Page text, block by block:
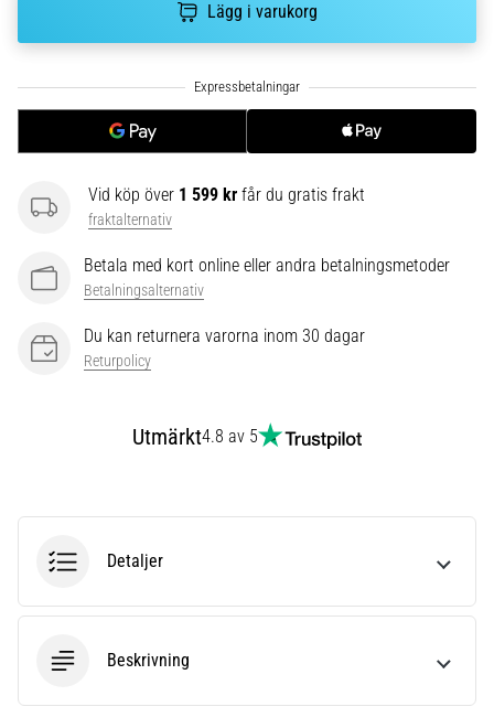
•
9 min. läsning
Löparknä:
behandling
och
förebyggande
åtgärder
även
känt
hälsoproblem
löpare
Vad…
Lägg i varukorg
Vid köp över 1 599 kr får du gratis frakt
fraktalternativ
Betala med kort online eller andra betalningsmetoder
Betalningsalternativ
Du kan returnera varorna inom 30 dagar
Returpolicy
Utmärkt4.8 av 5
Detaljer
Beskrivning